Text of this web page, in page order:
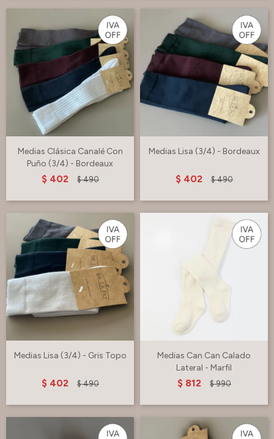
Medias Clásica Canalé Con
Puño (3/4) - Bordeaux
$ 402 $ 490
Medias Lisa (3/4) - Bordeaux
$ 402 $ 490
Medias Lisa (3/4) - Gris Topo
$ 402 $ 490
Medias Can Can Calado
Lateral - Marfil
$ 812 $ 990